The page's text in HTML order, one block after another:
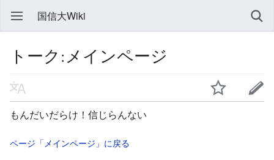
国信大Wiki
トーク:メインページ
もんだいだらけ！信じらんない
ページ「メインページ」に戻る